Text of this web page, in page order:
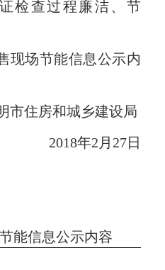
检查过程廉洁、节
现场节能信息公示内
市住房和城乡建设局
2018年2月 27日
能信息公示内容